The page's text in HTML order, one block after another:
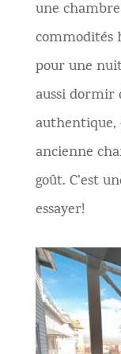
une
commodités
pour une
aussi dormir
authentique,
ancienne
goût. C’est
essayer!